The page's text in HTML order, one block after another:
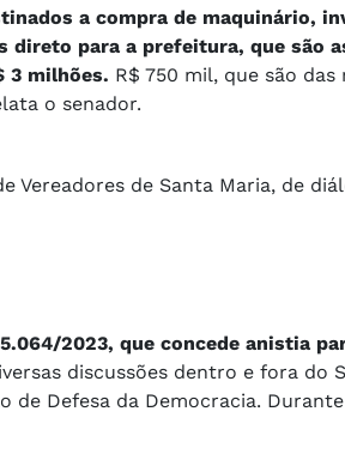
a compra de maquinário,
para a prefeitura, que são
3 milhões. R$ 750 mil, que são das
o senador.
de Santa Maria, de
2023, que concede anistia
discussões dentro e fora do
de Defesa da Democracia.